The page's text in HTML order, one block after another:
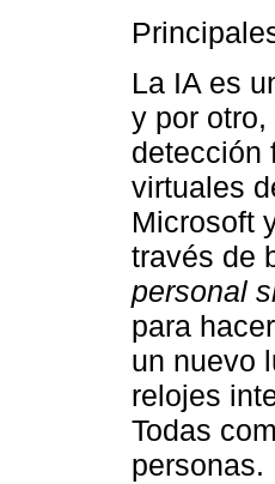
La IA es
y por
detección
virtuales
Microsoft
través de
personal
para
un nuevo
relojes
Todas
personas.